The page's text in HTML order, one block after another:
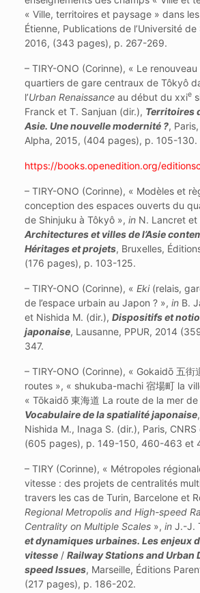
« Ville, territoires et paysage » dans
Étienne, Publications de l’Université
2016, (343 pages), p. 267-269.
– TIRY-ONO (Corinne), « Le
quartiers de gare centraux de Tôkyô
l’Urban Renaissanceau début du xxie
Franck et T. Sanjuan (dir.), Territoires
Asie. Une nouvelle modernité ?,
Alpha, 2015, (404 pages), p. 105-130.
https://books.openedition.org/
– TIRY-ONO (Corinne), « Modèles et
conception des espaces ouverts du
de Shinjuku à Tôkyô », inN. Lancret et
Architectures et villes de l’Asie
Héritages et projets, Bruxelles,
(176 pages), p. 103-125.
– TIRY-ONO (Corinne), « Eki(relais,
de l’espace urbain au Japon ? », inB.
et Nishida M. (dir.), Dispositifs et
japonaise, Lausanne, PPUR, 2014
347.
– TIRY-ONO (Corinne), « Gokaidō 五街
routes », « shukuba-machi 宿場町 la
« Tōkaidō 東海道 La route de la mer de
Vocabulaire de la spatialité japonaise
Nishida M., Inaga S. (dir.), Paris,
(605 pages), p. 149-150, 460-463 et
– TIRY (Corinne), « Métropoles
vitesse : des projets de centralités
travers les cas de Turin, Barcelone et
Regional Metropolis and High-speed
Centrality on Multiple Scales », inJ.-J.
et dynamiques urbaines. Les enjeux
vitesse/ Railway Stations and Urban
speed Issues, Marseille, Éditions
(217 pages), p. 186-202.